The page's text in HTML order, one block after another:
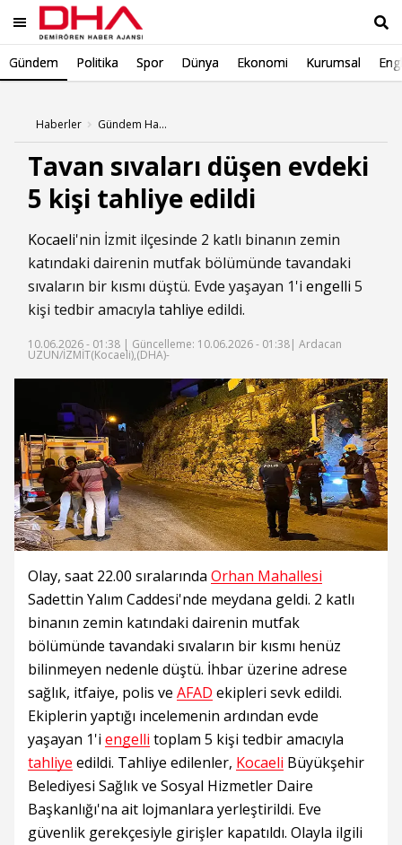
Gündem Politika Spor Dünya Ekonomi Kurumsal
Haberler Gündem Haberleri
Tavan sıvaları düşen evdeki
5 kişi tahliye edildi
Kocaeli'nin İzmit ilçesinde 2 katlı binanın zemin
katındaki dairenin mutfak bölümünde tavandaki
sıvaların bir kısmı düştü. Evde yaşayan 1'i engelli 5
kişi tedbir amacıyla tahliye edildi.
10.06.2026 - 01:38 | Güncelleme: 10.06.2026 - 01:38| Ardacan
UZUN/İZMİT(Kocaeli),(DHA)-
Olay, saat 22.00 sıralarında Orhan Mahallesi
Sadettin Yalım Caddesi'nde meydana geldi. 2 katlı
binanın zemin katındaki dairenin mutfak
bölümünde tavandaki sıvaların bir kısmı henüz
bilinmeyen nedenle düştü. İhbar üzerine adrese
sağlık, itfaiye, polis ve AFAD ekipleri sevk edildi.
Ekiplerin yaptığı incelemenin ardından evde
yaşayan 1'i engelli toplam 5 kişi tedbir amacıyla
tahliye edildi. Tahliye edilenler, Kocaeli Büyükşehir
Belediyesi Sağlık ve Sosyal Hizmetler Daire
Başkanlığı'na ait lojmanlara yerleştirildi. Eve
güvenlik gerekçesiyle girişler kapatıldı. Olayla ilgili